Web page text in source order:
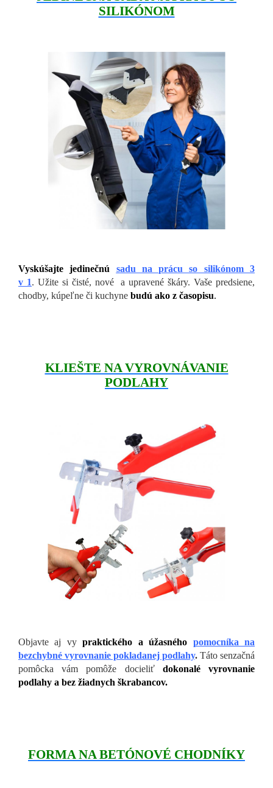
SILIKÓNOM
Vyskúšajte jedinečnú
sadu na prácu so silikónom 3
v 1. Užite si čisté, nové a upravené škáry. Vaše predsiene,
chodby, kúpeľne či kuchyne budú ako z časopisu.
KLIEŠTE NA VYROVNÁVANIE
PODLAHY
Objavte aj vypraktického a úžasného pomocníka na
bezchybné vyrovnanie pokladanej podlahy. Táto senzačná
pomôcka vám pomôže docieliť dokonalé vyrovnanie
podlahy a bez žiadnych škrabancov.
FORMA NA BETÓNOVÉ CHODNÍKY